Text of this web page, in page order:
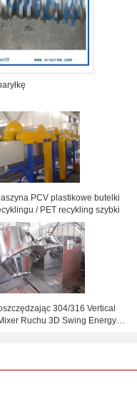
PCV plastikowe butelki
/ PET recykling szybki
304/316 Vertical
Ruchu 3D Swing Energy